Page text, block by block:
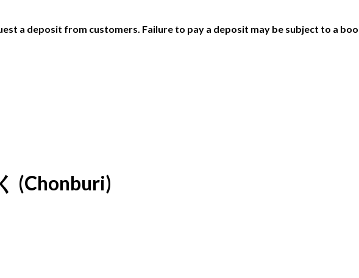
a deposit from customers. Failure to pay a deposit may be subject to a
(Chonburi)